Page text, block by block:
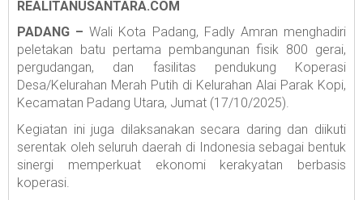
REALITANUSANTARA.COM
PADANG –Wali Kota Padang, Fadly Amran menghadiri
peletakan batu pertama pembangunan fisik 800 gerai,
pergudangan, dan fasilitas pendukung Koperasi
Desa/Kelurahan Merah Putih di Kelurahan Alai Parak Kopi,
Kecamatan Padang Utara, Jumat (17/10/2025).
Kegiatan ini juga dilaksanakan secara daring dan diikuti
serentak oleh seluruh daerah di Indonesia sebagai bentuk
sinergi memperkuat ekonomi kerakyatan berbasis
koperasi.